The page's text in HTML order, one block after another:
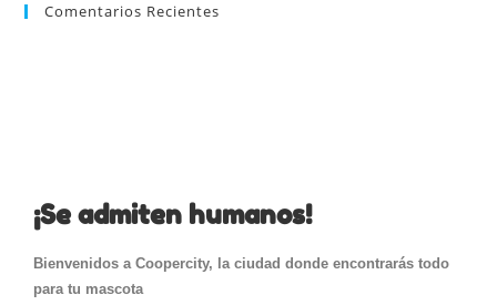
Comentarios Recientes
¡Se admiten humanos!
Bienvenidos a Coopercity, la ciudad donde encontrarás todo
para tu mascota